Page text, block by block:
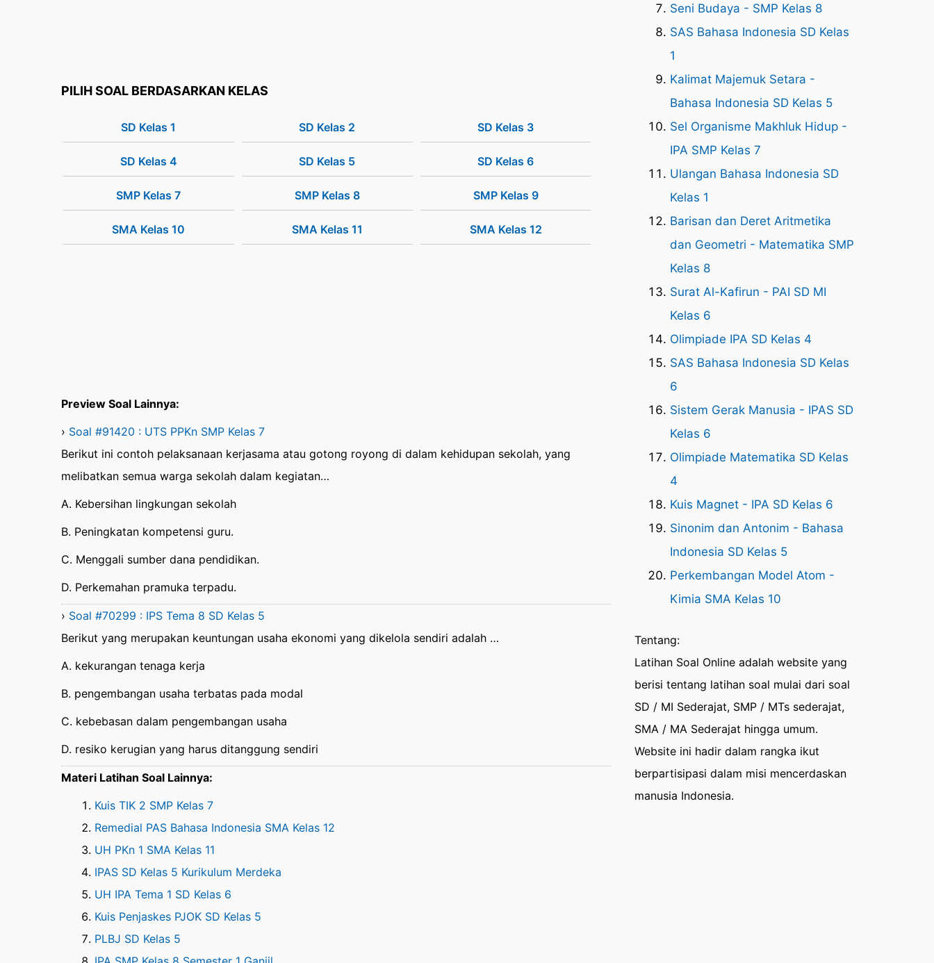
PILIH SOAL BERDASARKAN KELAS
SD Kelas 1 SD Kelas 2 SD Kelas 3
SD Kelas 4 SD Kelas 5 SD Kelas 6
SMP Kelas 7 SMP Kelas 8 SMP Kelas 9
SMA Kelas 10 SMA Kelas 11 SMA Kelas 12
Preview Soal Lainnya:
› Soal #91420 : UTS PPKn SMP Kelas 7
Berikut ini contoh pelaksanaan kerjasama atau gotong royong di dalam kehidupan sekolah, yang
melibatkan semua warga sekolah dalam kegiatan…
A. Kebersihan lingkungan sekolah
B. Peningkatan kompetensi guru.
C. Menggali sumber dana pendidikan.
D. Perkemahan pramuka terpadu.
› Soal #70299 : IPS Tema 8 SD Kelas 5
Berikut yang merupakan keuntungan usaha ekonomi yang dikelola sendiri adalah …
A. kekurangan tenaga kerja
B. pengembangan usaha terbatas pada modal
C. kebebasan dalam pengembangan usaha
D. resiko kerugian yang harus ditanggung sendiri
Materi Latihan Soal Lainnya:
Kuis TIK 2 SMP Kelas 7
Remedial PAS Bahasa Indonesia SMA Kelas 12
UH PKn 1 SMA Kelas 11
IPAS SD Kelas 5 Kurikulum Merdeka
UH IPA Tema 1 SD Kelas 6
Kuis Penjaskes PJOK SD Kelas 5
PLBJ SD Kelas 5
Seni Budaya - SMP Kelas 8
SAS Bahasa Indonesia SD Kelas
1
Kalimat Majemuk Setara -
Bahasa Indonesia SD Kelas 5
Sel Organisme Makhluk Hidup -
IPA SMP Kelas 7
Ulangan Bahasa Indonesia SD
Kelas 1
Barisan dan Deret Aritmetika
dan Geometri - Matematika SMP
Kelas 8
Surat Al-Kafirun - PAI SD MI
Kelas 6
Olimpiade IPA SD Kelas 4
SAS Bahasa Indonesia SD Kelas
6
Sistem Gerak Manusia - IPAS SD
Kelas 6
Olimpiade Matematika SD Kelas
4
Kuis Magnet - IPA SD Kelas 6
Sinonim dan Antonim - Bahasa
Indonesia SD Kelas 5
Perkembangan Model Atom -
Kimia SMA Kelas 10
Tentang:
Latihan Soal Online adalah website yang
berisi tentang latihan soal mulai dari soal
SD / MI Sederajat, SMP / MTs sederajat,
SMA / MA Sederajat hingga umum.
Website ini hadir dalam rangka ikut
berpartisipasi dalam misi mencerdaskan
manusia Indonesia.